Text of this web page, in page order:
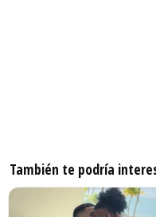
También te podría